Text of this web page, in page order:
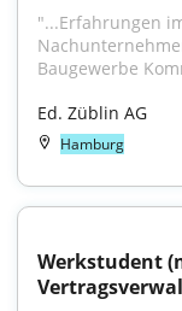
"...Erfahrungen
Baugewerbe
Ed. Züblin AG
Hamburg
Werkstudent